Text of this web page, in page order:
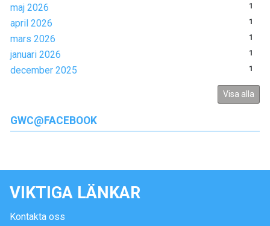
maj 2026 1
april 2026 1
mars 2026 1
januari 2026 1
december 2025 1
Visa alla
GWC@FACEBOOK
VIKTIGA LÄNKAR
Kontakta oss